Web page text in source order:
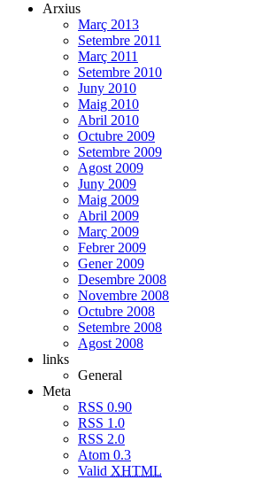
Arxius
Març 2013
Setembre 2011
Març 2011
Setembre 2010
Juny 2010
Maig 2010
Abril 2010
Octubre 2009
Setembre 2009
Agost 2009
Juny 2009
Maig 2009
Abril 2009
Març 2009
Febrer 2009
Gener 2009
Desembre 2008
Novembre 2008
Octubre 2008
Setembre 2008
Agost 2008
links
General
Meta
RSS 0.90
RSS 1.0
RSS 2.0
Atom 0.3
Valid XHTML